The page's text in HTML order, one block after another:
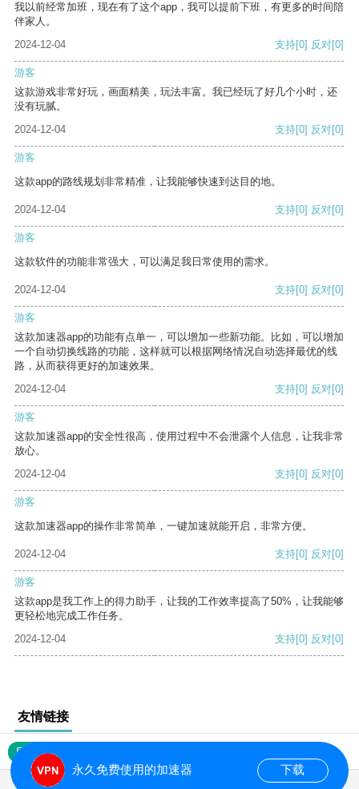
我以前经常加班，现在有了这个app，我可以提前下班，有更多的时间陪
伴家人。
2024-12-04
支持[0] 反对[0]
游客
这款游戏非常好玩，画面精美，玩法丰富。我已经玩了好几个小时，还
没有玩腻。
2024-12-04
支持[0] 反对[0]
游客
这款app的路线规划非常精准，让我能够快速到达目的地。
2024-12-04 支持[0] 反对[0]
游客
这款软件的功能非常强大，可以满足我日常使用的需求。
2024-12-04 支持[0] 反对[0]
游客
这款加速器app的功能有点单一，可以增加一些新功能。比如，可以增加
一个自动切换线路的功能，这样就可以根据网络情况自动选择最优的线
路，从而获得更好的加速效果。
2024-12-04
支持[0] 反对[0]
游客
这款加速器app的安全性很高，使用过程中不会泄露个人信息，让我非常
放心。
2024-12-04
支持[0] 反对[0]
游客
这款加速器app的操作非常简单，一键加速就能开启，非常方便。
2024-12-04 支持[0] 反对[0]
游客
这款app是我工作上的得力助手，让我的工作效率提高了50%，让我能够
更轻松地完成工作任务。
2024-12-04
支持[0] 反对[0]
友情链接
网站地图
永久免费使用的加速器 下载